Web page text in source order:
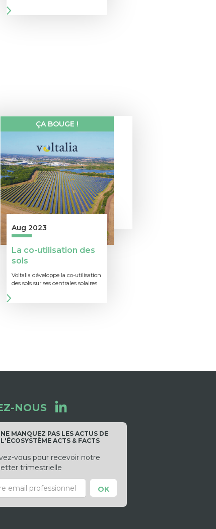
ÇA BOUGE !
Aug 2023
La co-utilisation des
sols
Voltalia développe la co-utilisation
des sols sur ses centrales solaires
NOUS
NE MANQUEZ PAS LES ACTUS DE
L'ÉCOSYSTÈME ACTS & FACTS
vous pour recevoir notre
trimestrielle